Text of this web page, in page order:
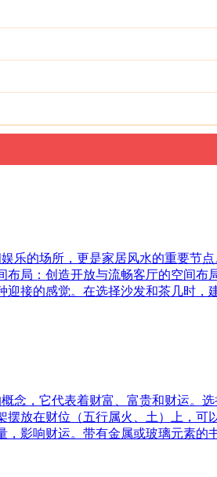
乐的场所，更是家居风水的重要节
局：创造开放与流畅客厅的空间布
接的感觉。在选择沙发和茶几时，
，它代表着财富、富贵和财运。
放在财位（五行属火、土）上，可
影响财运。带有金属或玻璃元素的